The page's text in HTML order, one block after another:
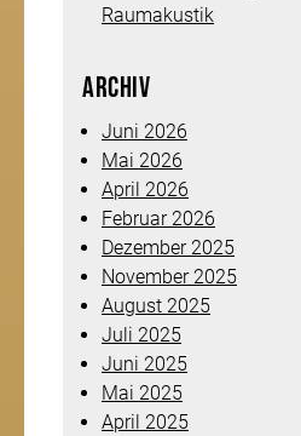
Raumakustik
Archiv
Juni 2026
Mai 2026
April 2026
Februar 2026
Dezember 2025
November 2025
August 2025
Juli 2025
Juni 2025
Mai 2025
April 2025